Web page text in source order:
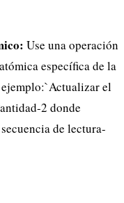
Use una operación
específica de la
ejemplo:`Actualizar el
2 donde
de lectura-